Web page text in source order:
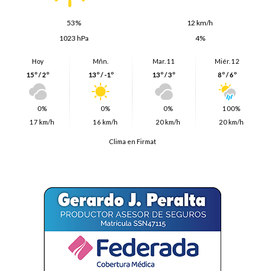
53%
12 km/h
1023 hPa
4%
Hoy
15º / 2º
0%
17 km/h
Mñn.
13º / -1º
0%
16 km/h
Mar. 11
13º / 3º
0%
20 km/h
Miér. 12
8º / 6º
100%
20 km/h
Clima en Firmat